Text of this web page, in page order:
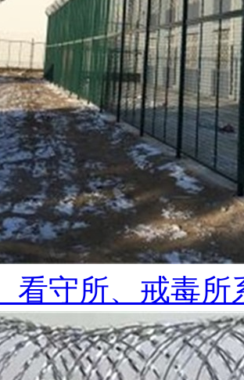
看守所、戒毒